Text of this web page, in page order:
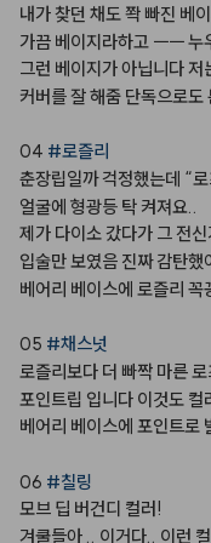
내가찾던 채도쫙 빠진 베
가끔 베이지라하고 ㅡㅡ누
그런 베이지가아닙니다저
커버를잘해줌 단독으로도
04 #로즐리
춘장립일까걱정했는데 “
얼굴에 형광등 탁 켜져요..
제가 다이소갔다가 그전
입술만보였음 진짜 감탄했
베어리 베이스에 로즐리 꼭
05 #채스넛
로즐리보다 더 빠짝 마른로
포인트립 입니다 이것도 컬
베어리 베이스에 포인트로
06 #칠링
모브 딥 버건디 컬러!
겨쿨들아 .. 이거다.. 이런